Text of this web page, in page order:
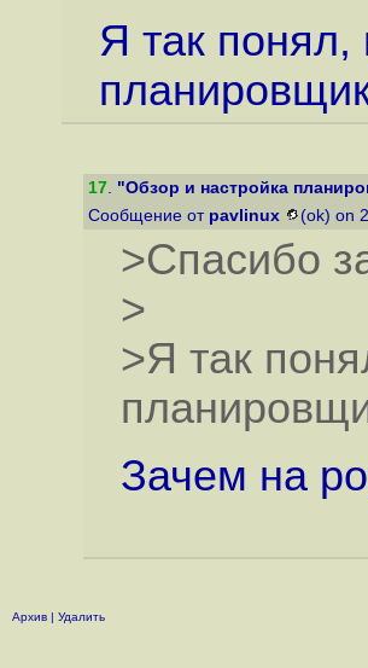
Я так понял,
17. "Обзор и настройка
Сообщение от pavlinux (ok) on
>Спасибо
>
>Я так
Зачем на
Архив | Удалить